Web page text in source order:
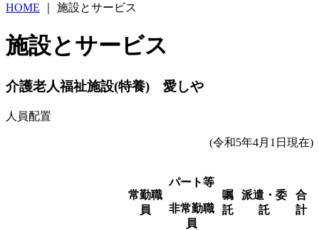
HOME 施設とサービス
施設とサービス
介護老人福祉施設(特養) 愛しや
人員配置
(令和5年4月1日現在)
常勤職
員
パート等
非常勤職
員
嘱
託
派遣・委
託
合
計